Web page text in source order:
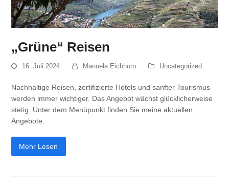
„Grüne“ Reisen
16. Juli 2024 Manuela Eichhorn Uncategorized
Nachhaltige Reisen, zertifizierte Hotels und sanfter Tourismus
werden immer wichtiger. Das Angebot wächst glücklicherweise
stetig. Unter dem Menüpunkt finden Sie meine aktuellen
Angebote.
Mehr Lesen